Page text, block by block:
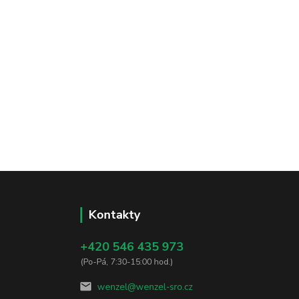
Kontakty
+420 546 435 973
(Po-Pá, 7:30-15:00 hod.)
wenzel@wenzel-sro.cz